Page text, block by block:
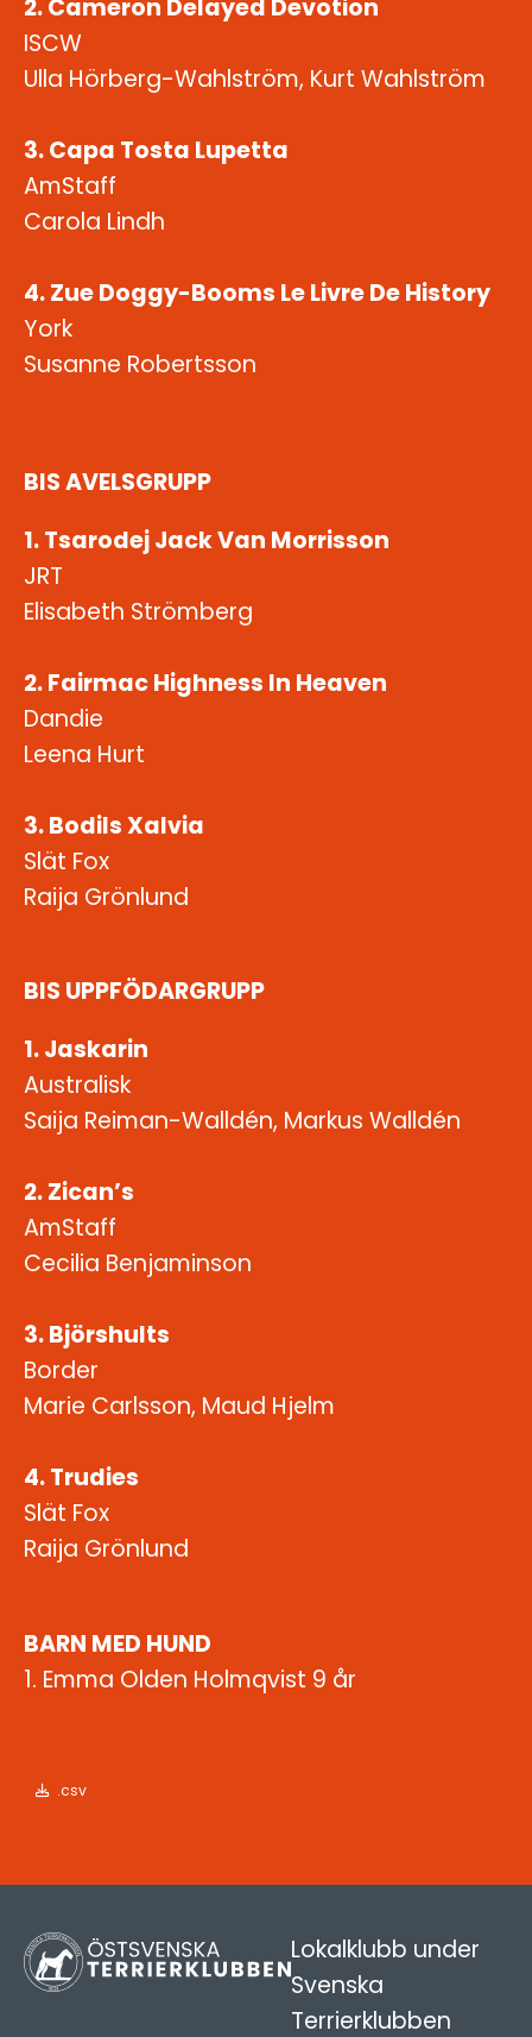
2. Cameron Delayed Devotion
ISCW
Ulla Hörberg-Wahlström, Kurt Wahlström
3. Capa Tosta Lupetta
AmStaff
Carola Lindh
4. Zue Doggy-Booms Le Livre De History
York
Susanne Robertsson
BIS AVELSGRUPP
1. Tsarodej Jack Van Morrisson
JRT
Elisabeth Strömberg
2. Fairmac Highness In Heaven
Dandie
Leena Hurt
3. Bodils Xalvia
Slät Fox
Raija Grönlund
BIS UPPFÖDARGRUPP
1. Jaskarin
Australisk
Saija Reiman-Walldén, Markus Walldén
2. Zican’s
AmStaff
Cecilia Benjaminson
3. Björshults
Border
Marie Carlsson, Maud Hjelm
4. Trudies
Slät Fox
Raija Grönlund
BARN MED HUND
1. Emma Olden Holmqvist 9 år
.csv
Lokalklubb under
Svenska
Terrierklubben